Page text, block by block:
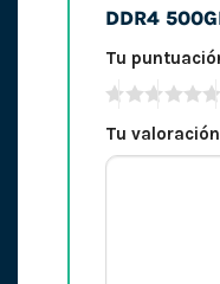
DDR4
Tu
Tu valoración